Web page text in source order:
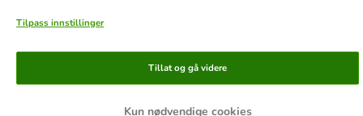
Tilpass innstillinger
Kun nødvendige cookies
Tillat og gå videre